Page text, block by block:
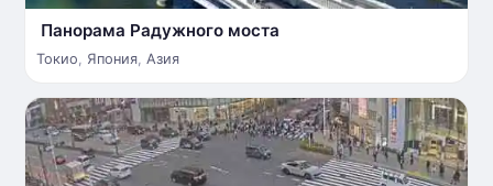
Панорама Радужного моста
Токио, Япония, Азия